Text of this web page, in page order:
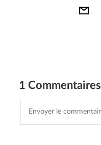
1 Commentaires